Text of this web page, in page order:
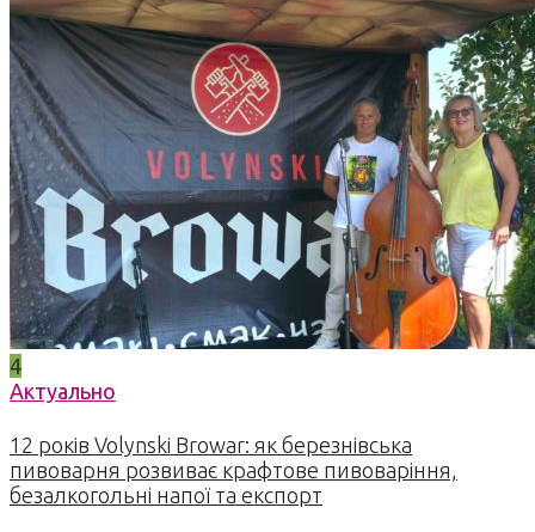
4
Актуально
12 років Volynski Browar: як березнівська
пивоварня розвиває крафтове пивоваріння,
безалкогольні напої та експорт